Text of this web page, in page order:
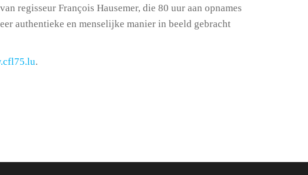
regisseur François Hausemer, die 80 uur aan opnames
authentieke en menselijke manier in beeld gebracht
.